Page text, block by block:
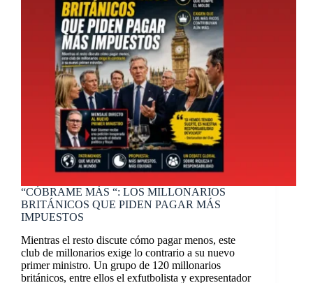
“CÓBRAME MÁS “: LOS MILLONARIOS
BRITÁNICOS QUE PIDEN PAGAR MÁS
IMPUESTOS
Mientras el resto discute cómo pagar menos, este
club de millonarios exige lo contrario a su nuevo
primer ministro. Un grupo de 120 millonarios
británicos, entre ellos el exfutbolista y expresentador